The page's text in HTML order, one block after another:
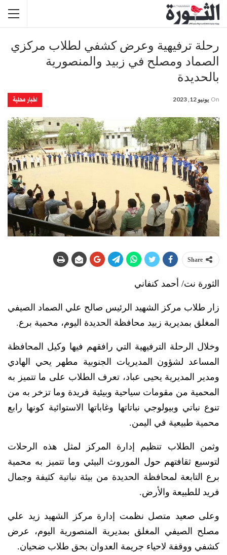
رحلة ترفيهية وعرض كشفي لطلاب مركزي
الصماد ومصلح في زبيد والمنصورية
بالحديدة
اخبار محلية On يونيو 12, 2023
Share
الثورة نت/ أحمد كنفاني
زار طلاب مركز الشهيد الرئيس صالح علي الصماد الصيفي
المغلق بمديرية زبيد محافظة الحديدة اليوم، محمية برع.
وخلال الرحلة الترفيهية التي رافقهم فيها وكيل المحافظة
المساعد لشؤون المديريات الجنوبية مطهر يحي الهادي
ومدير المديرية يحيى عباد، تعرف الطلاب على ما تتميز به
المحمية من مقومات سياحية وبيئية فريدة وما تزخر به من
تنوع نباتي وبيولوجي نباتاتها وغاباتها الاستوائية كونها رابع
محمية طبيعية في اليمن.
وثمن الطلاب تنظيم إدارة المركز لمثل هذه الرحلات
لتوسيع ثقافتهم حول الموروث البيئي وما تتميز به محمية
برع التابعة لمحافظة الحديدة من بيئة نباتية كثيفة وجمال
فريد للطبيعة والأرض.
وعلى صعيد متصل نظمت إدارة مركز الشهيد زيد علي
مصلح الصيفي المغلق بمديرية المنصورية اليوم، عرض
كشفي ووقفة لاحياء جريمة العدوان بحق طلاب ضحيان.